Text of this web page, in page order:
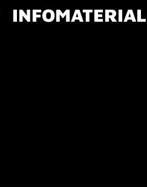
INFOMATERIAL